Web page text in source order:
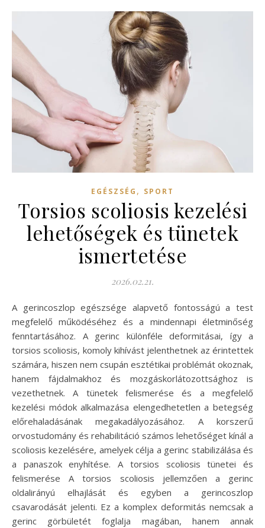
EGÉSZSÉG , SPORT
Torsios scoliosis kezelési
lehetőségek és tünetek
ismertetése
2026.02.21.
A gerincoszlop egészsége alapvető fontosságú a test
megfelelő működéséhez és a mindennapi életminőség
fenntartásához. A gerinc különféle deformitásai, így a
torsios scoliosis, komoly kihívást jelenthetnek az érintettek
számára, hiszen nem csupán esztétikai problémát okoznak,
hanem fájdalmakhoz és mozgáskorlátozottsághoz is
vezethetnek. A tünetek felismerése és a megfelelő
kezelési módok alkalmazása elengedhetetlen a betegség
előrehaladásának megakadályozásához. A korszerű
orvostudomány és rehabilitáció számos lehetőséget kínál a
scoliosis kezelésére, amelyek célja a gerinc stabilizálása és
a panaszok enyhítése. A torsios scoliosis tünetei és
felismerése A torsios scoliosis jellemzően a gerinc
oldalirányú elhajlását és egyben a gerincoszlop
csavarodását jelenti. Ez a komplex deformitás nemcsak a
gerinc görbületét foglalja magában, hanem annak